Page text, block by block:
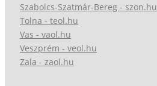
Szabolcs-Szatmár-Bereg - szon.hu
Tolna - teol.hu
Vas - vaol.hu
Veszprém - veol.hu
Zala - zaol.hu